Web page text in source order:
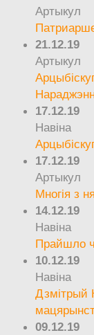
Артыкул
21.12.19
Артыкул
17.12.19
Навіна
17.12.19
Артыкул
Многія з
14.12.19
Навіна
Прайшло
10.12.19
Навіна
Дзмітрый
09.12.19